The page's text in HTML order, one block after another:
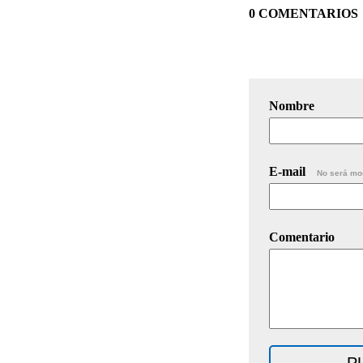
0 COMENTARIOS
Nombre
E-mail No será
Comentario